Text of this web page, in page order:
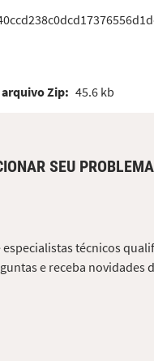
Zip: 45.6 kb
SEU
técnicos
e receba novidades